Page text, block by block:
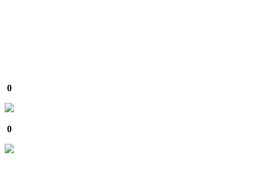
0
0